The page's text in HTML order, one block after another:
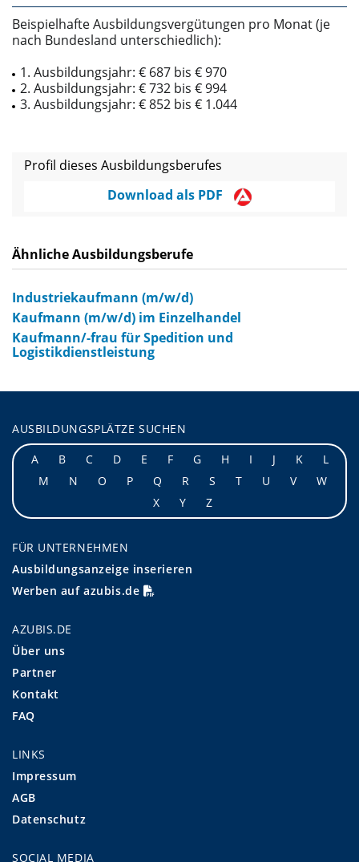
Beispielhafte Ausbildungsvergütungen pro Monat (je
nach Bundesland unterschiedlich):
1. Ausbildungsjahr: € 687 bis € 970
2. Ausbildungsjahr: € 732 bis € 994
3. Ausbildungsjahr: € 852 bis € 1.044
Profil dieses Ausbildungsberufes
Download als PDF
Ähnliche Ausbildungsberufe
Industriekaufmann (m/w/d)
Kaufmann (m/w/d) im Einzelhandel
Kaufmann/-frau für Spedition und
Logistikdienstleistung
AUSBILDUNGSPLÄTZE SUCHEN
A
B C D E F G H I J K
L
M
N O P Q R S T U V
W
X
Y Z
FÜR UNTERNEHMEN
Ausbildungsanzeige inserieren
Werben auf azubis.de
AZUBIS.DE
Über uns
Partner
Kontakt
FAQ
LINKS
Impressum
AGB
Datenschutz
SOCIAL MEDIA